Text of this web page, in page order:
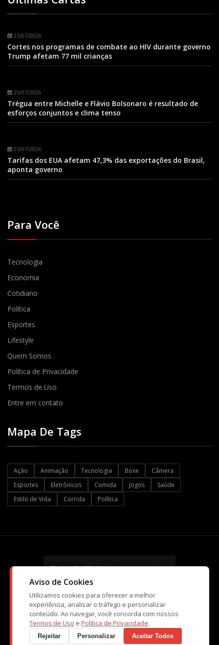
25/07/2026
Cortes nos programas de combate ao HIV durante governo
Trump afetam 77 mil crianças
25/07/2026
Trégua entre Michelle e Flávio Bolsonaro é resultado de
esforços conjuntos e clima tenso
25/07/2026
Tarifas dos EUA afetam 47,3% das exportações do Brasil,
aponta governo
Para Você
Tecnologia
Economia
Cotidiano
Política
Esportes
Lifestyle
Quem Somos
Política de Privacidade
Termos de Uso
Entre em contato
Mapa De Tags
Ação Animação Tecnologia Boxe
Câmera
Esportes
Eletrônicos Comida Jogos
Saúde
Estilo de Vida
Corrida Política
© Copyright CartaBranca 2026. Kopi Tecnologia e Atividades de
Ensino Ltda
CNPJ: 10.998.551/0001-40 - Caraguatatuba / SP
Aviso de Cookies
Utilizamos cookies para oferecer a melhor
experiência, analisar o tráfego e personalizar
conteúdo. Ao navegar, você concorda com nossos
Termos de Uso e Política de Privacidade.
Rejeitar Personalizar Aceitar Todos